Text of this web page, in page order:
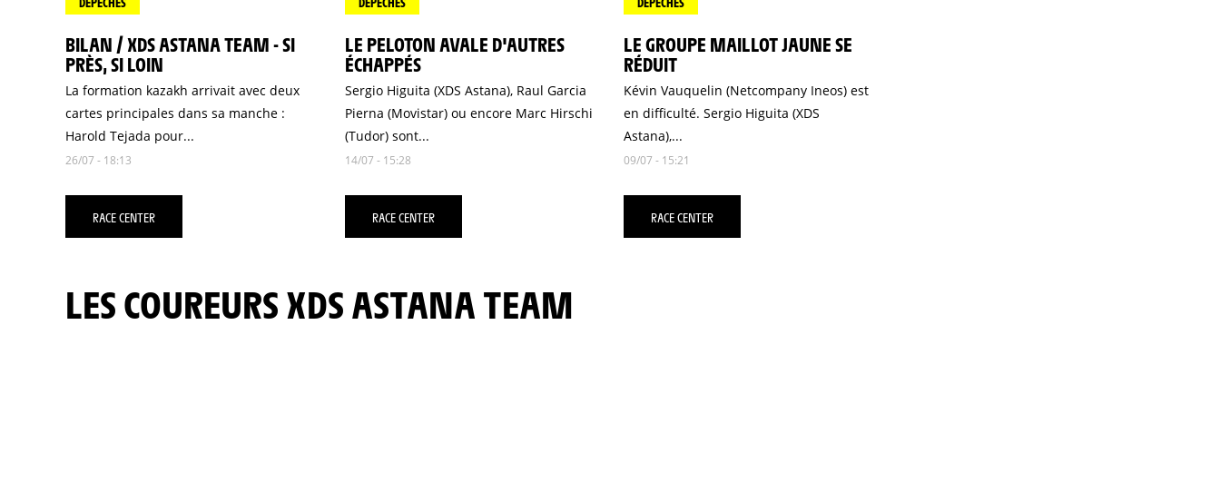
BILAN / XDS ASTANA TEAM - SI
PRÈS, SI LOIN
La formation kazakh arrivait avec deux
cartes principales dans sa manche :
Harold Tejada pour...
26/07 - 18:13
RACE CENTER
LE PELOTON AVALE D'AUTRES
ÉCHAPPÉS
Sergio Higuita (XDS Astana), Raul Garcia
Pierna (Movistar) ou encore Marc Hirschi
(Tudor) sont...
14/07 - 15:28
RACE CENTER
LE GROUPE MAILLOT JAUNE SE
RÉDUIT
Kévin Vauquelin (Netcompany Ineos) est
en difficulté. Sergio Higuita (XDS
Astana),...
09/07 - 15:21
RACE CENTER
LES COUREURS XDS ASTANA TEAM